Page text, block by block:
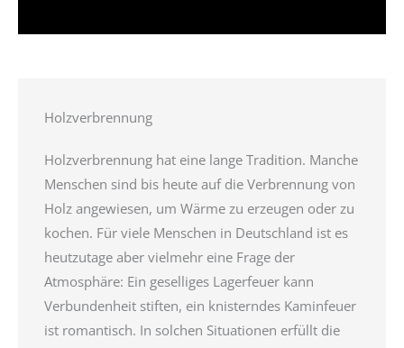
Holzverbrennung
Holzverbrennung hat eine lange Tradition. Manche
Menschen sind bis heute auf die Verbrennung von
Holz angewiesen, um Wärme zu erzeugen oder zu
kochen. Für viele Menschen in Deutschland ist es
heutzutage aber vielmehr eine Frage der
Atmosphäre: Ein geselliges Lagerfeuer kann
Verbundenheit stiften, ein knisterndes Kaminfeuer
ist romantisch. In solchen Situationen erfüllt die